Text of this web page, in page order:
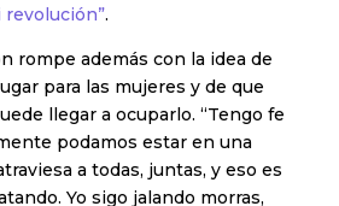
revolución”.
rompe además con la idea de
para las mujeres y de que
llegar a ocuparlo. “Tengo fe
podamos estar en una
a todas, juntas, y eso es
Yo sigo jalando morras,